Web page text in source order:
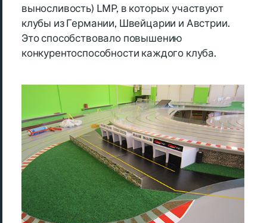
выносливость) LMP, в которых участвуют
клубы из Германии, Швейцарии и Австрии.
Это способствовало повышению
конкурентоспособности каждого клуба.